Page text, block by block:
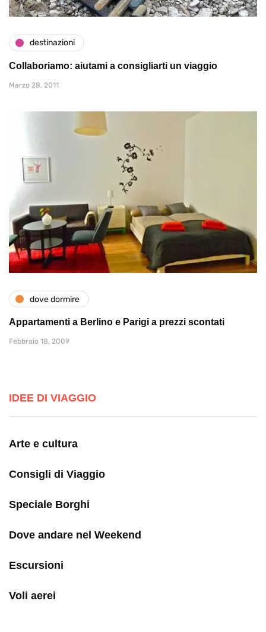
destinazioni
Collaboriamo: aiutami a consigliarti un viaggio
Marzo 28, 2011
dove dormire
Appartamenti a Berlino e Parigi a prezzi scontati
Febbraio 18, 2009
IDEE DI VIAGGIO
Arte e cultura
Consigli di Viaggio
Speciale Borghi
Dove andare nel Weekend
Escursioni
Voli aerei